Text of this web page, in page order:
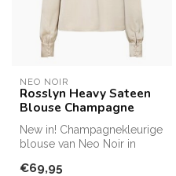
NEO NOIR
Rosslyn Heavy Sateen
Blouse Champagne
New in! Champagnekleurige
blouse van Neo Noir in
€69,95